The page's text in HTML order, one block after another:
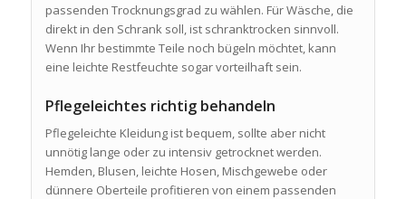
passenden Trocknungsgrad zu wählen. Für Wäsche, die
direkt in den Schrank soll, ist schranktrocken sinnvoll.
Wenn Ihr bestimmte Teile noch bügeln möchtet, kann
eine leichte Restfeuchte sogar vorteilhaft sein.
Pflegeleichtes richtig behandeln
Pflegeleichte Kleidung ist bequem, sollte aber nicht
unnötig lange oder zu intensiv getrocknet werden.
Hemden, Blusen, leichte Hosen, Mischgewebe oder
dünnere Oberteile profitieren von einem passenden